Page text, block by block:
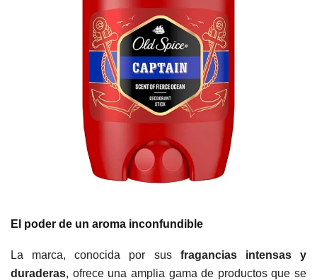
El poder de un aroma inconfundible
La marca, conocida por sus fragancias intensas y
duraderas, ofrece una amplia gama de productos que se